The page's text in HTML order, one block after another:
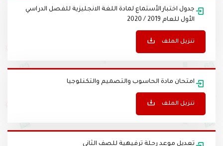
جدول اختبارالأستماع لمادة اللغة الانجليزية للفصل الدراسي
الأول للعام 2019 / 2020
تنزيل الملف
امتحان مادة الحاسوب والتصميم والتكنلوجيا
تنزيل الملف